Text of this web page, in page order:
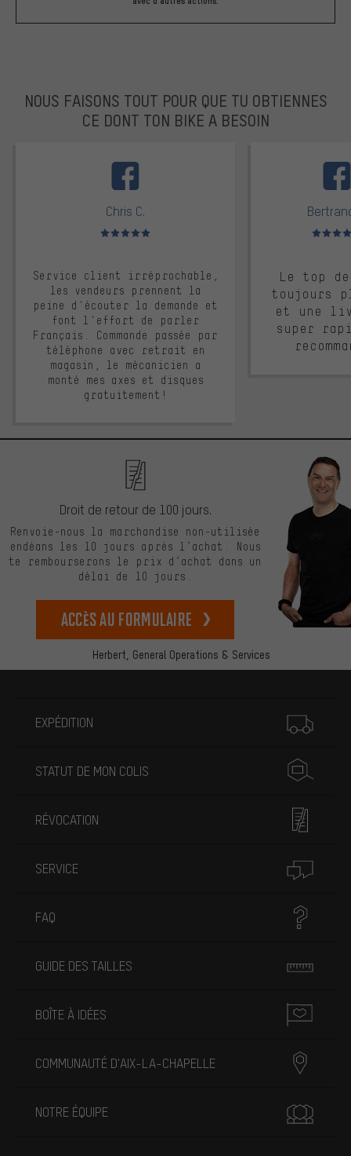
NOUS FAISONS TOUT POUR QUE TU OBTIENNES
CE DONT TON BIKE A BESOIN
Chris C.
Note moyenne : 5 sur 5
Service client irréprochable,
les vendeurs prennent la
peine d'écouter la demande et
font l'effort de parler
Français. Commande passée par
téléphone avec retrait en
magasin, le mécanicien a
monté mes axes et disques
gratuitement!
Note
Le top
toujours
et une
super
Herbert, General Operations & Services
Droit de retour de 100 jours.
Renvoie-nous la marchandise non-utilisée
endéans les 10 jours après l’achat. Nous
te rembourserons le prix d’achat dans un
délai de 10 jours.
Accès au formulaire
EXPÉDITION
STATUT DE MON COLIS
RÉVOCATION
SERVICE
FAQ
GUIDE DES TAILLES
BOÎTE À IDÉES
COMMUNAUTÉ D'AIX-LA-CHAPELLE
NOTRE ÉQUIPE